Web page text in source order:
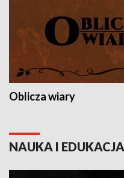
Oblicza wiary
NAUKA I EDUKACJA